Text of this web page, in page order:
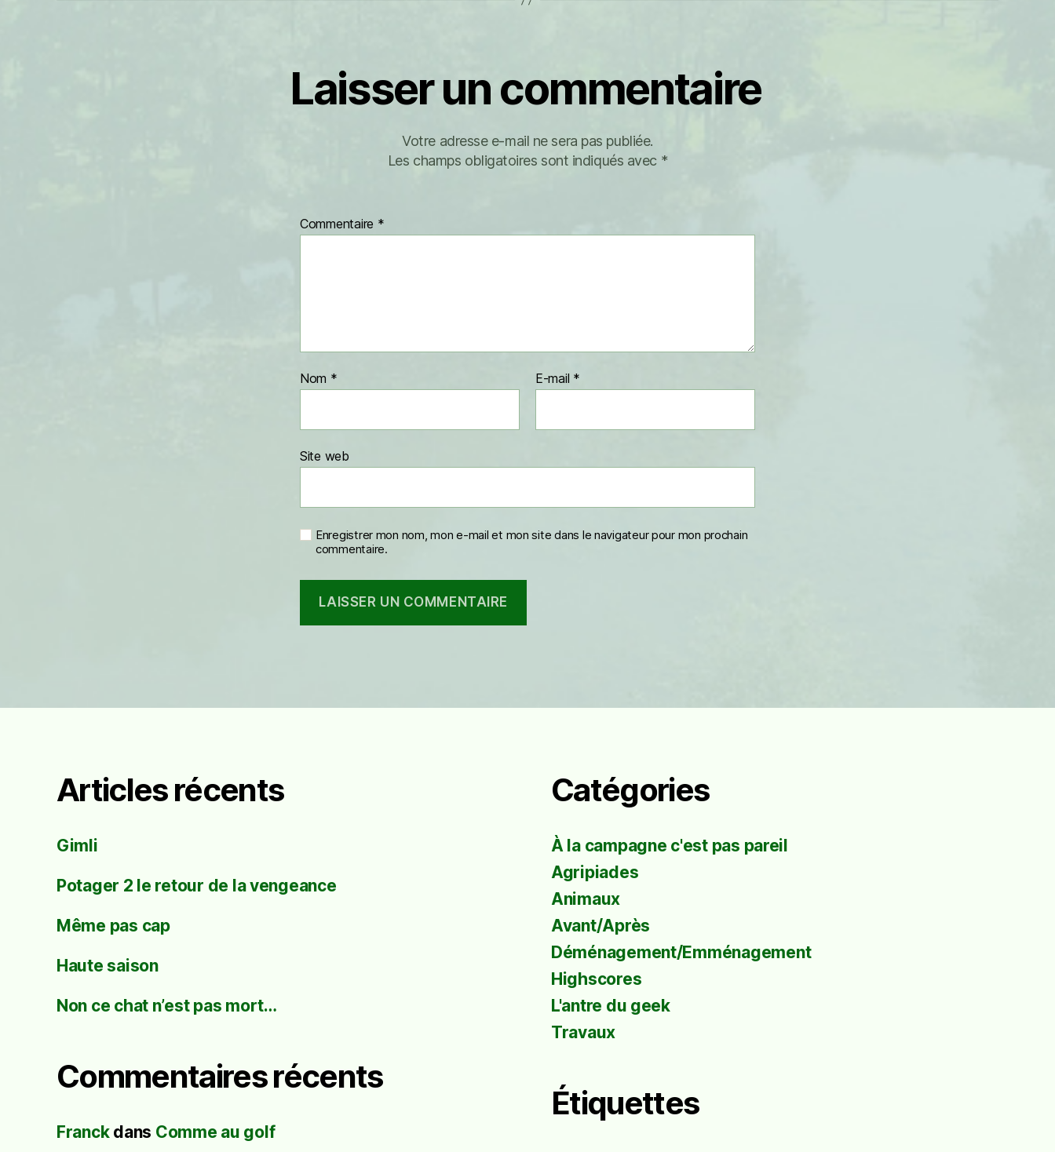
Laisser un commentaire
Votre adresse e-mail ne sera pas publiée.
Les champs obligatoires sont indiqués avec *
Commentaire *
Nom * E-mail *
Site web
Enregistrer mon nom, mon e-mail et mon site dans le navigateur pour mon prochain
commentaire.
Articles récents
Gimli
Potager 2 le retour de la vengeance
Même pas cap
Haute saison
Non ce chat n’est pas mort…
Commentaires récents
Franckdans Comme au golf
Catégories
À la campagne c'est pas pareil
Agripiades
Animaux
Avant/Après
Déménagement/Emménagement
Highscores
L'antre du geek
Travaux
Étiquettes